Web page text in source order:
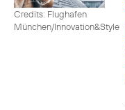
Credits: Flughafen
München/Innovation&Style